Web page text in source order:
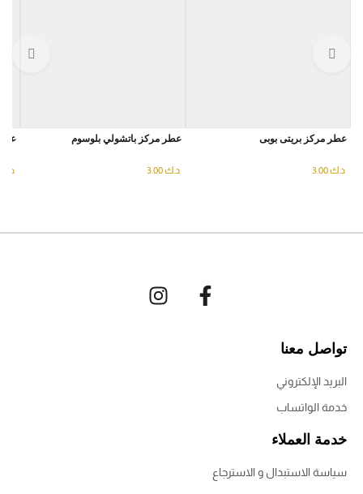
عطر مركز بريتى بوبى
د.ك
عطر مركز باتشولي بلوسوم
د.ك
عطر
د.ك
تواصل معنا
البريد الإلكتروني
خدمة الواتساب
خدمة العملاء
سياسة الاستبدال و الاسترجاع